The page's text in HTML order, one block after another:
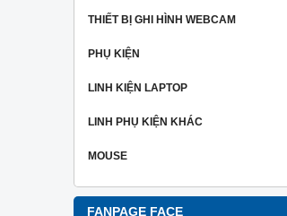
THIẾT BỊ GHI HÌNH WEBCAM
PHỤ KIỆN
LINH KIỆN LAPTOP
LINH PHỤ KIỆN KHÁC
MOUSE
FANPAGE FACE